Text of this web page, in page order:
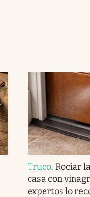
Truco. Rociar
casa con
expertos lo